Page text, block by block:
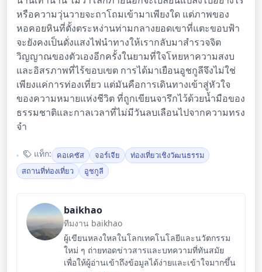
หรือความวุ่นวายจะถาโถมเข้ามาเพียงใด แต่ภาพของ
หอคอยหินที่ตั้งตระหง่านท่ามกลางยอดเขาที่แตะขอบฟ้า
จะยังคงเป็นดั่งแสงไฟนำทางให้เรากลับมาสำรวจจิต
วิญญาณของตัวเองอีกครั้งในยามที่ใจโหยหาความสงบ
และอิสรภาพที่ไร้ขอบเขต การได้มาเยือนอูชกูลีจึงไม่ใช่
เพียงแค่การท่องเที่ยว แต่มันคือการเดินทางเข้าสู่หัวใจ
ของความหมายแห่งชีวิต ที่ถูกเขียนจารึกไว้ด้วยน้ำมือของ
ธรรมชาติและกาลเวลาที่ไม่มีวันลบเลือนไปจากความทรง
จำ
แท็ก: คอเคซัส จอร์เจีย
ท่องเที่ยวเชิงวัฒนธรรม
สถานที่ท่องเที่ยว
อูชกูลี
baikhao
ทีมงาน baikhao
ผู้เขียนหลงใหลในโลกเทคโนโลยีและนวัตกรรม
ใหม่ ๆ ถ่ายทอดข่าวสารและบทความที่ทันสมัย
เพื่อให้ผู้อ่านเข้าถึงข้อมูลได้ง่ายและเข้าใจมากขึ้น